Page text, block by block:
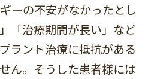
ーの不安がなかったとし
「治療期間が長い」など
ラント治療に抵抗がある
ん。そうした患者様には